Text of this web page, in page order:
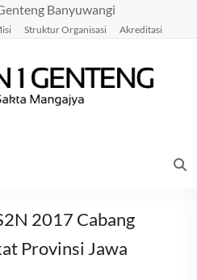
Banyuwangi
Struktur Organisasi Akreditasi
2017 Cabang
Provinsi Jawa